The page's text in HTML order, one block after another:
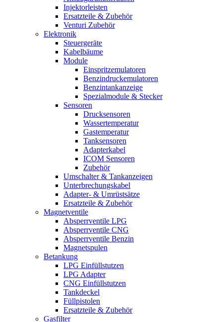
Injektorleisten
Ersatzteile & Zubehör
Venturi Zubehör
Elektronik
Steuergeräte
Kabelbäume
Module
Einspritzemulatoren
Benzindruckemulatoren
Benzintankanzeige
Spezialmodule & Stecker
Sensoren
Drucksensoren
Wassertemperatur
Gastemperatur
Tanksensoren
Adapterkabel
ICOM Sensoren
Zubehör
Umschalter & Tankanzeigen
Unterbrechungskabel
Adapter- & Umrüstsätze
Ersatzteile & Zubehör
Magnetventile
Absperrventile LPG
Absperrventile CNG
Absperrventile Benzin
Magnetspulen
Betankung
LPG Einfüllstutzen
LPG Adapter
CNG Einfüllstutzen
Tankdeckel
Füllpistolen
Ersatzteile & Zubehör
Gasfilter